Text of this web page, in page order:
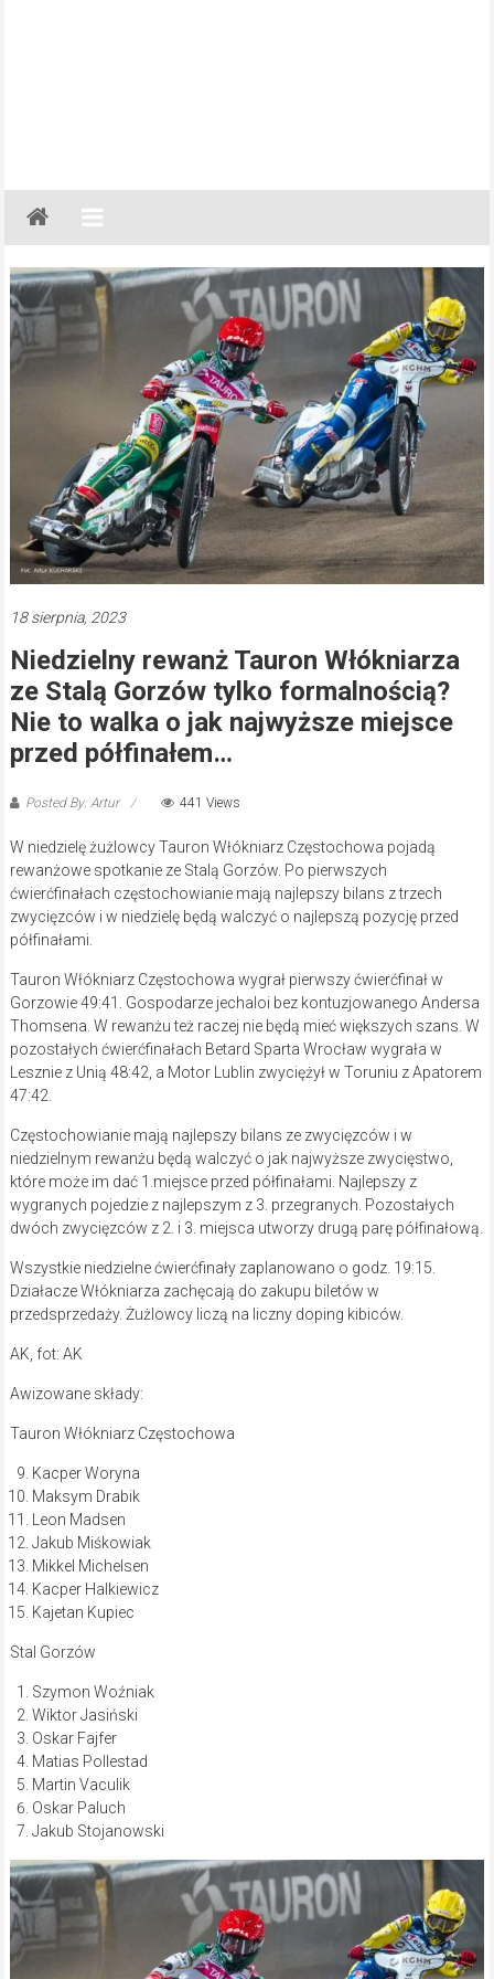
Gazeta
Regionalna
Częstochowa,
Kłobuck,
Lubliniec,
Myszków
18 sierpnia, 2023
Niedzielny rewanż Tauron Włókniarza
ze Stalą Gorzów tylko formalnością?
Nie to walka o jak najwyższe miejsce
przed półfinałem…
Posted By: Artur 441 Views
W niedzielę żużlowcy Tauron Włókniarz Częstochowa pojadą
rewanżowe spotkanie ze Stalą Gorzów. Po pierwszych
ćwierćfinałach częstochowianie mają najlepszy bilans z trzech
zwycięzców i w niedzielę będą walczyć o najlepszą pozycję przed
półfinałami.
Tauron Włókniarz Częstochowa wygrał pierwszy ćwierćfinał w
Gorzowie 49:41. Gospodarze jechaloi bez kontuzjowanego Andersa
Thomsena. W rewanżu też raczej nie będą mieć większych szans. W
pozostałych ćwierćfinałach Betard Sparta Wrocław wygrała w
Lesznie z Unią 48:42, a Motor Lublin zwyciężył w Toruniu z Apatorem
47:42.
Częstochowianie mają najlepszy bilans ze zwycięzców i w
niedzielnym rewanżu będą walczyć o jak najwyższe zwycięstwo,
które może im dać 1.miejsce przed półfinałami. Najlepszy z
wygranych pojedzie z najlepszym z 3. przegranych. Pozostałych
dwóch zwycięzców z 2. i 3. miejsca utworzy drugą parę półfinałową.
Wszystkie niedzielne ćwierćfinały zaplanowano o godz. 19:15.
Działacze Włókniarza zachęcają do zakupu biletów w
przedsprzedaży. Żużlowcy liczą na liczny doping kibiców.
AK, fot: AK
Awizowane składy:
Tauron Włókniarz Częstochowa
Kacper Woryna
Maksym Drabik
Leon Madsen
Jakub Miśkowiak
Mikkel Michelsen
Kacper Halkiewicz
Kajetan Kupiec
Stal Gorzów
Szymon Woźniak
Wiktor Jasiński
Oskar Fajfer
Matias Pollestad
Martin Vaculik
Oskar Paluch
Jakub Stojanowski